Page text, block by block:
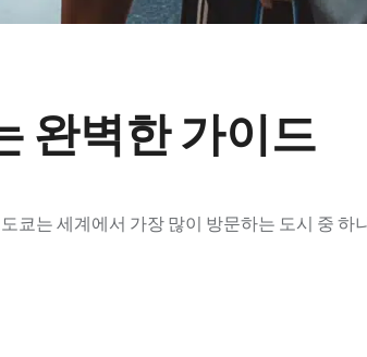
완벽한 가이드
는 세계에서 가장 많이 방문하는 도시 중 하